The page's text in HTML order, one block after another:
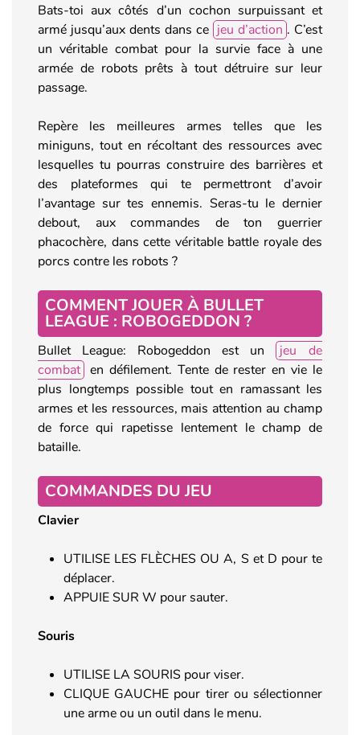
Bats-toi aux côtés d’un cochon surpuissant et
armé jusqu’aux dents dans ce jeu d’action . C’est
un véritable combat pour la survie face à une
armée de robots prêts à tout détruire sur leur
passage.
Repère les meilleures armes telles que les
miniguns, tout en récoltant des ressources avec
lesquelles tu pourras construire des barrières et
des plateformes qui te permettront d’avoir
l’avantage sur tes ennemis. Seras-tu le dernier
debout, aux commandes de ton guerrier
phacochère, dans cette véritable battle royale des
porcs contre les robots ?
COMMENT JOUER À BULLET
LEAGUE : ROBOGEDDON ?
Bullet League: Robogeddon est un
jeu de
combat en défilement. Tente de rester en vie le
plus longtemps possible tout en ramassant les
armes et les ressources, mais attention au champ
de force qui rapetisse lentement le champ de
bataille.
COMMANDES DU JEU
Clavier
UTILISE LES FLÈCHES OU A, S et D pour te
déplacer.
APPUIE SUR W pour sauter.
Souris
UTILISE LA SOURIS pour viser.
CLIQUE GAUCHE pour tirer ou sélectionner
une arme ou un outil dans le menu.